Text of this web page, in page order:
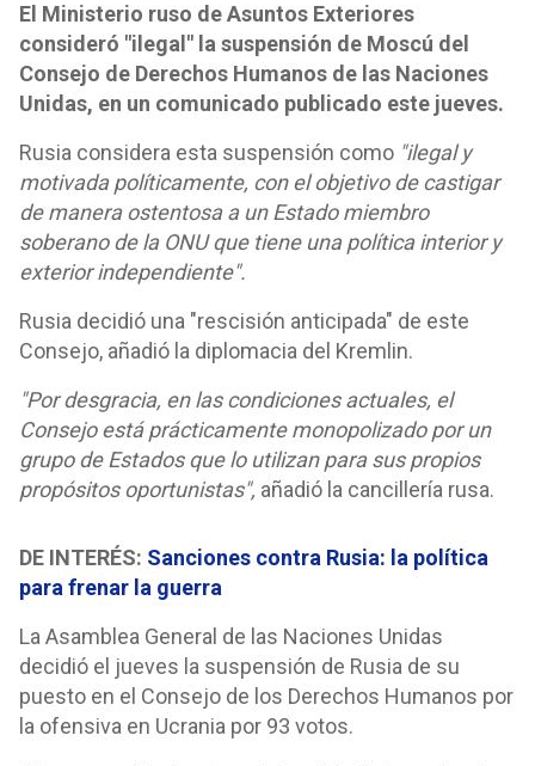
El Ministerio ruso de Asuntos Exteriores
consideró "ilegal" la suspensión de Moscú del
Consejo de Derechos Humanos de las Naciones
Unidas, en un comunicado publicado este jueves.
Rusia considera esta suspensión como "ilegal y
motivada políticamente, con el objetivo de castigar
de manera ostentosa a un Estado miembro
soberano de la ONU que tiene una política interior y
exterior independiente".
Rusia decidió una "rescisión anticipada" de este
Consejo, añadió la diplomacia del Kremlin.
"Por desgracia, en las condiciones actuales, el
Consejo está prácticamente monopolizado por un
grupo de Estados que lo utilizan para sus propios
propósitos oportunistas", añadió la cancillería rusa.
DE INTERÉS: Sanciones contra Rusia: la política
para frenar la guerra
La Asamblea General de las Naciones Unidas
decidió el jueves la suspensión de Rusia de su
puesto en el Consejo de los Derechos Humanos por
la ofensiva en Ucrania por 93 votos.